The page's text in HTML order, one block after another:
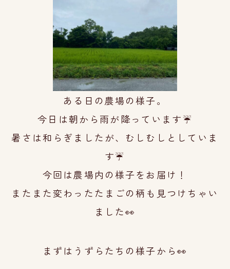
ある日の農場の様子。
今日は朝から雨が降っています☔
暑さは和らぎましたが、 むしむしとしていま
す☔
今回は農場内の様子をお届け！
またまた変わったたまごの柄も 見つけちゃい
ました👀
まずはうずらたちの様子から👀